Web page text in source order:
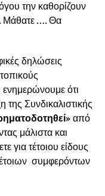
την καθορίζουν
Μάθατε …. Θα
δηλώσεις
ότι
Συνδικαλιστικής
από
μάλιστα και
για τέτοιου είδους
συμφερόντων